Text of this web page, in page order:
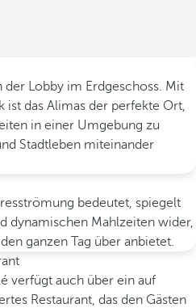
Lobby im Erdgeschoss. Mit
ist das Alimas der perfekte Ort,
in einer Umgebung zu
Stadtleben miteinander
bedeutet, spiegelt
dynamischen Mahlzeiten wider,
ganzen Tag über anbietet.
verfügt auch über ein auf
Restaurant, das den Gästen